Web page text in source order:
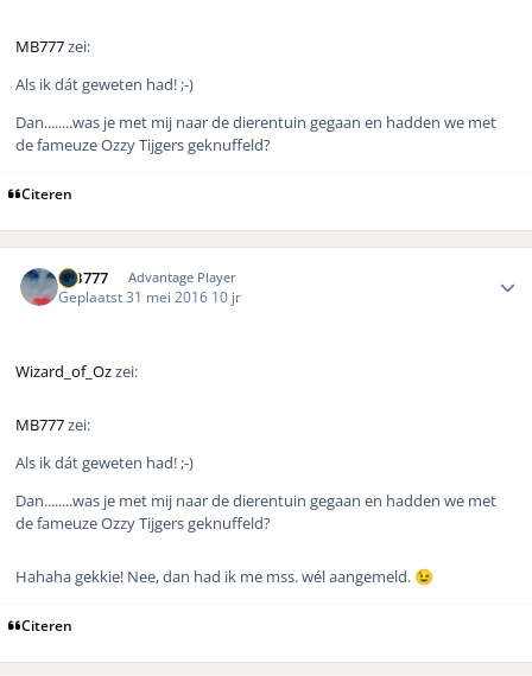
MB777zei:
Als ik dát geweten had! ;-)
Dan........was je met mij naar de dierentuin gegaan en hadden we met
de fameuze Ozzy Tijgers geknuffeld?
Citeren
MB777 Advantage Player
Geplaatst31 mei 2016 10 jr
Wizard_of_Ozzei:
MB777zei:
Als ik dát geweten had! ;-)
Dan........was je met mij naar de dierentuin gegaan en hadden we met
de fameuze Ozzy Tijgers geknuffeld?
Hahaha gekkie! Nee, dan had ik me mss. wél aangemeld. 😉
Citeren